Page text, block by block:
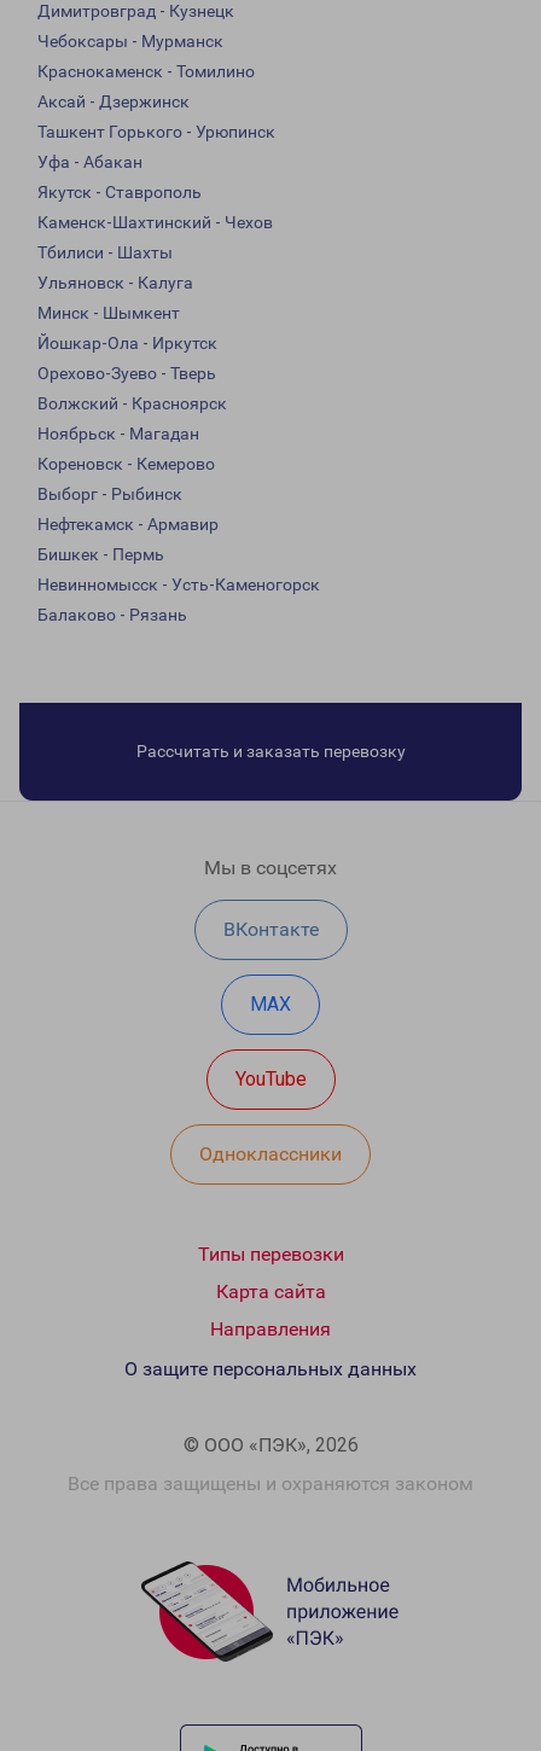
Димитровград - Кузнецк
Чебоксары - Мурманск
Краснокаменск - Томилино
Аксай - Дзержинск
Ташкент Горького - Урюпинск
Уфа - Абакан
Якутск - Ставрополь
Каменск-Шахтинский - Чехов
Тбилиси - Шахты
Ульяновск - Калуга
Минск - Шымкент
Йошкар-Ола - Иркутск
Орехово-Зуево - Тверь
Волжский - Красноярск
Ноябрьск - Магадан
Кореновск - Кемерово
Выборг - Рыбинск
Нефтекамск - Армавир
Бишкек - Пермь
Невинномысск - Усть-Каменогорск
Балаково - Рязань
Рассчитать и заказать перевозку
Мы в соцсетях
ВКонтакте
MAX
YouTube
Одноклассники
Типы перевозки
Карта сайта
Направления
© ООО «ПЭК», 2026
Все права защищены и охраняются законом
О защите персональных данных